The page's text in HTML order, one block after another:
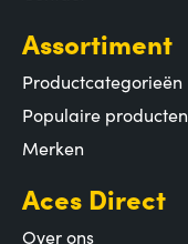
Assortiment
Productcategorieën
Populaire producten
Merken
Aces Direct
Over ons